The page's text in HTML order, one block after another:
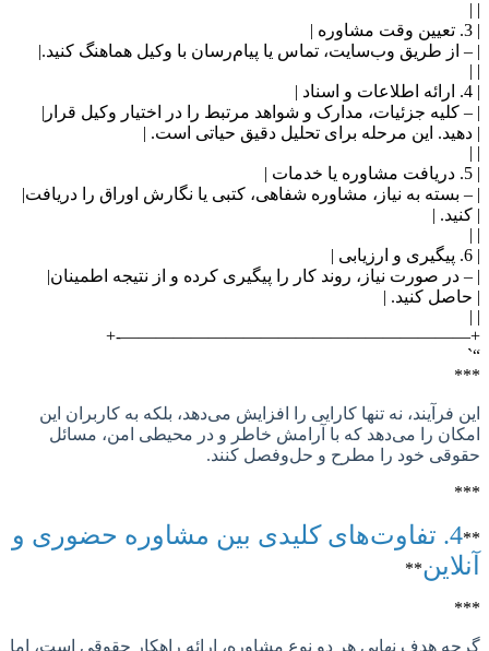
طریق وب‌سایت، تماس یا پیام‌رسان با وکیل هماهنگ کنید.|
جزئیات، مدارک و شواهد مرتبط را در اختیار وکیل قرار|
این مرحله برای تحلیل دقیق حیاتی است. |
به نیاز، مشاوره شفاهی، کتبی یا نگارش اوراق را دریافت|
|
صورت نیاز، روند کار را پیگیری کرده و از نتیجه اطمینان|
کنید. |
نه تنها کارایی را افزایش می‌دهد، بلکه به کاربران این
را می‌دهد که با آرامش خاطر و در محیطی امن، مسائل
خود را مطرح و حل‌وفصل کنند.
4. تفاوت‌های کلیدی بین مشاوره حضوری و
**
هدف نهایی هر دو نوع مشاوره، ارائه راهکار حقوقی است، اما